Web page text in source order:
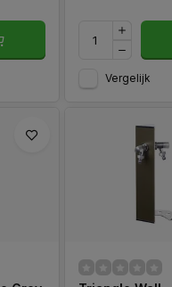
Vergelijk